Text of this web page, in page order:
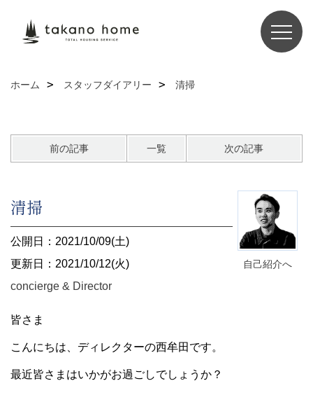
ホーム スタッフダイアリー 清掃
前の記事 一覧 次の記事
自己紹介へ
清掃
公開日：2021/10/09(土)
更新日：2021/10/12(火)
concierge & Director
皆さま
こんにちは、ディレクターの西牟田です。
最近皆さまはいかがお過ごしでしょうか？